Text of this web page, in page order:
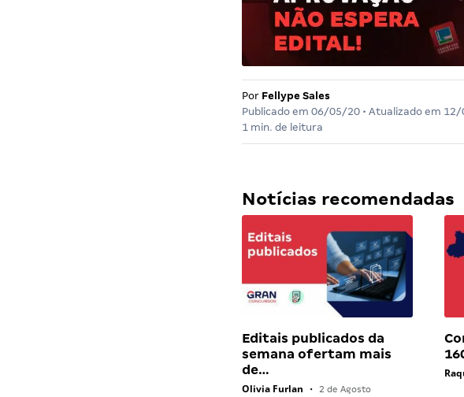
Por Fellype Sales
Publicado em 06/05/20• Atualizado em 12/
1 min. de leitura
Notícias recomendadas
Editais publicados da
semana ofertam mais
de…
Olivia Furlan • 2 de Agosto